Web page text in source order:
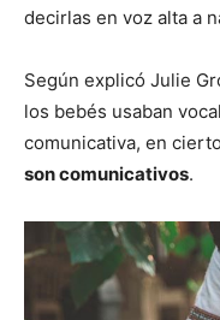
decirlas en voz alta a
Según explicó Julie
los bebés usaban
comunicativa, en
son comunicativos.